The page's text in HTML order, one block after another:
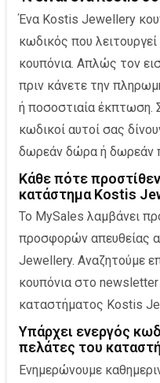
Ένα Kostis Jewellery
κωδικός που
κουπόνια. Απλώς τον
πριν κάνετε την
ή ποσοστιαία έκπτωση.
κωδικοί αυτοί σας
δωρεάν δώρα ή δωρεάν
Κάθε πότε
κατάστημα Kostis
Το MySales λαμβάνει
προσφορών απευθείας
Jewellery. Αναζητούμε
κουπόνια στο newsletter
καταστήματος Kostis
Υπάρχει ενεργός
πελάτες του
Ενημερώνουμε